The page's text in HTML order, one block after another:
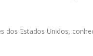
dos Estados Unidos,